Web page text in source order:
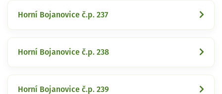
Horní Bojanovice č.p. 237
Horní Bojanovice č.p. 238
Horní Bojanovice č.p. 239